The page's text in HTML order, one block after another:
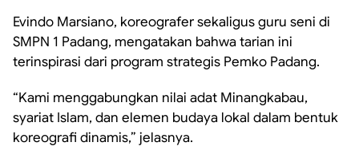
Evindo Marsiano, koreografer sekaligus guru seni di
SMPN 1 Padang, mengatakan bahwa tarian ini
terinspirasi dari program strategis Pemko Padang.
“Kami menggabungkan nilai adat Minangkabau,
syariat Islam, dan elemen budaya lokal dalam bentuk
koreografi dinamis,” jelasnya.